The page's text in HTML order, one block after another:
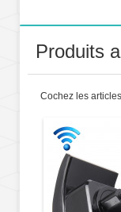
Produits
Cochez les